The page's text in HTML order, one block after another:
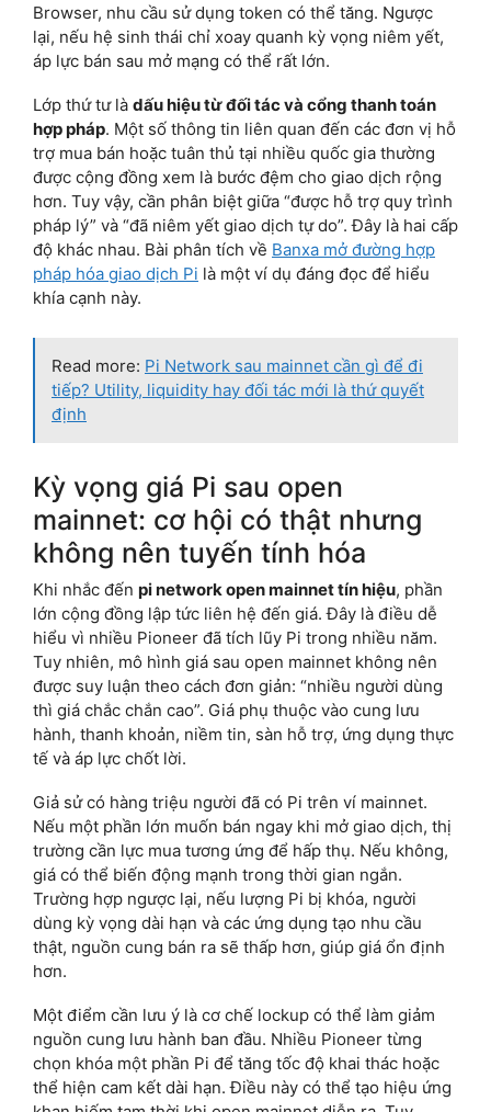
Browser, nhu cầu sử dụng token có thể tăng. Ngược
lại, nếu hệ sinh thái chỉ xoay quanh kỳ vọng niêm yết,
áp lực bán sau mở mạng có thể rất lớn.
Lớp thứ tư là dấu hiệu từ đối tác và cổng thanh toán
hợp pháp. Một số thông tin liên quan đến các đơn vị hỗ
trợ mua bán hoặc tuân thủ tại nhiều quốc gia thường
được cộng đồng xem là bước đệm cho giao dịch rộng
hơn. Tuy vậy, cần phân biệt giữa “được hỗ trợ quy trình
pháp lý” và “đã niêm yết giao dịch tự do”. Đây là hai cấp
độ khác nhau. Bài phân tích về Banxa mở đường hợp
pháp hóa giao dịch Pi là một ví dụ đáng đọc để hiểu
khía cạnh này.
Read more: Pi Network sau mainnet cần gì để đi
tiếp? Utility, liquidity hay đối tác mới là thứ quyết
định
Kỳ vọng giá Pi sau open
mainnet: cơ hội có thật nhưng
không nên tuyến tính hóa
Khi nhắc đến pi network open mainnet tín hiệu, phần
lớn cộng đồng lập tức liên hệ đến giá. Đây là điều dễ
hiểu vì nhiều Pioneer đã tích lũy Pi trong nhiều năm.
Tuy nhiên, mô hình giá sau open mainnet không nên
được suy luận theo cách đơn giản: “nhiều người dùng
thì giá chắc chắn cao”. Giá phụ thuộc vào cung lưu
hành, thanh khoản, niềm tin, sàn hỗ trợ, ứng dụng thực
tế và áp lực chốt lời.
Giả sử có hàng triệu người đã có Pi trên ví mainnet.
Nếu một phần lớn muốn bán ngay khi mở giao dịch, thị
trường cần lực mua tương ứng để hấp thụ. Nếu không,
giá có thể biến động mạnh trong thời gian ngắn.
Trường hợp ngược lại, nếu lượng Pi bị khóa, người
dùng kỳ vọng dài hạn và các ứng dụng tạo nhu cầu
thật, nguồn cung bán ra sẽ thấp hơn, giúp giá ổn định
hơn.
Một điểm cần lưu ý là cơ chế lockup có thể làm giảm
nguồn cung lưu hành ban đầu. Nhiều Pioneer từng
chọn khóa một phần Pi để tăng tốc độ khai thác hoặc
thể hiện cam kết dài hạn. Điều này có thể tạo hiệu ứng